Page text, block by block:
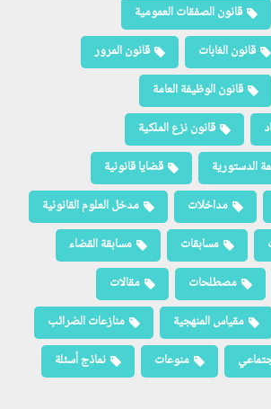
قانون الصفقات العمومية
قانون الغابات
قانون المرور
قانون الوظيفة العامة
قانون نزع الملكية
الدستورية
قضايا قانونية
مداخلات
مدخل العلوم القانونية
مسابقات
مسابقة القضاء
مصطلحات
مقالات
مقياس المنهجية
منازعات الضرائب
منوعات
نماذج أسئلة